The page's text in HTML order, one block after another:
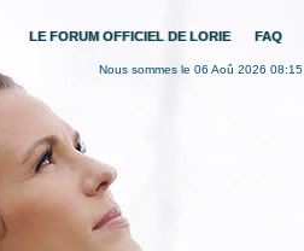
LE FORUM OFFICIEL DE LORIE FAQ
Nous sommes le 06 Aoû 2026 08:15